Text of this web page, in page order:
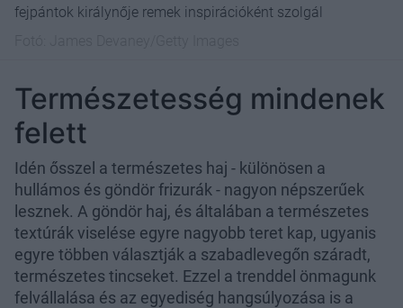
fejpántok királynője remek inspirációként szolgál
Természetesség mindenek
felett
Idén ősszel a természetes haj - különösen a
hullámos és göndör frizurák - nagyon népszerűek
lesznek. A göndör haj, és általában a természetes
textúrák viselése egyre nagyobb teret kap, ugyanis
egyre többen választják a szabadlevegőn száradt,
természetes tincseket. Ezzel a trenddel önmagunk
felvállalása és az egyediség hangsúlyozása is a